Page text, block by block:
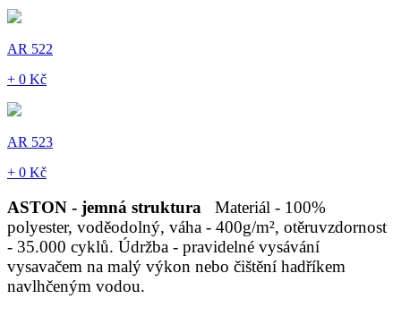
AR 522
+ 0 Kč
AR 523
+ 0 Kč
ASTON - jemná struktura
Materiál - 100%
polyester, voděodolný, váha - 400g/m², otěruvzdornost
- 35.000 cyklů. Údržba - pravidelné vysávání
vysavačem na malý výkon nebo čištění hadříkem
navlhčeným vodou.